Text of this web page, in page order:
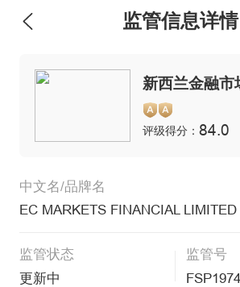
监管信息详情
新西兰金融市
评级得分： 84.0
中文名/品牌名
EC MARKETS FINANCIAL LIMITED
监管状态
更新中
监管号